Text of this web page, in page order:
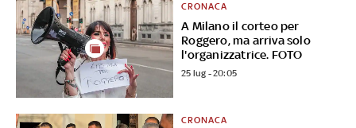
A Milano il corteo per
Roggero, ma arriva solo
l'organizzatrice. FOTO
CRONACA
25 lug - 20:05
CRONACA